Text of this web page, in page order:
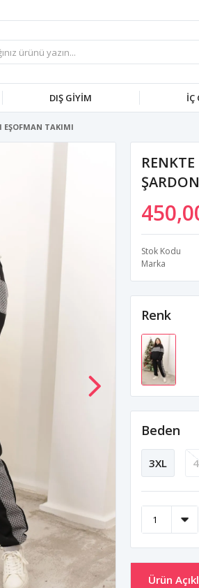
DIŞ GİYİM İÇ
EŞOFMAN TAKIMI
Stok Kodu
Marka
Renk
Beden
3XL
Ürün